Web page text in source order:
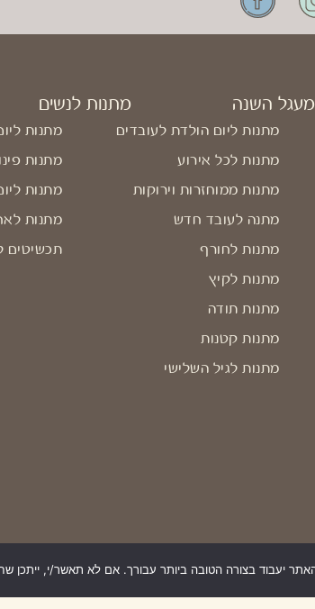
מעגל השנה
מתנות ליום הולדת לעובדים
מתנות לכל אירוע
מתנות ממוחזרות וירוקות
מתנה לעובד חדש
מתנות לחורף
מתנות לקיץ
מתנות תודה
מתנות קטנות
מתנות לגיל השלישי
מתנות לנשים
מתנות
מתנות
מתנות
מתנות
תכשיטים